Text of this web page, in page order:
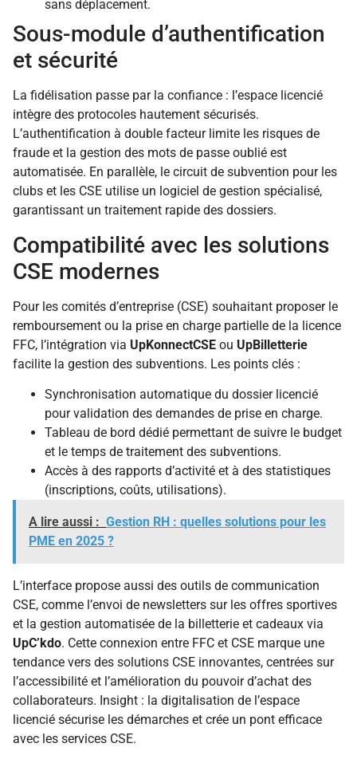
sans déplacement.
Sous-module d’authentification
et sécurité
La fidélisation passe par la confiance : l’espace licencié
intègre des protocoles hautement sécurisés.
L’authentification à double facteur limite les risques de
fraude et la gestion des mots de passe oublié est
automatisée. En parallèle, le circuit de subvention pour les
clubs et les CSE utilise un logiciel de gestion spécialisé,
garantissant un traitement rapide des dossiers.
Compatibilité avec les solutions
CSE modernes
Pour les comités d’entreprise (CSE) souhaitant proposer le
remboursement ou la prise en charge partielle de la licence
FFC, l’intégration via UpKonnectCSE ou UpBilletterie
facilite la gestion des subventions. Les points clés :
Synchronisation automatique du dossier licencié
pour validation des demandes de prise en charge.
Tableau de bord dédié permettant de suivre le budget
et le temps de traitement des subventions.
Accès à des rapports d’activité et à des statistiques
(inscriptions, coûts, utilisations).
A lire aussi : Gestion RH : quelles solutions pour les
PME en 2025 ?
L’interface propose aussi des outils de communication
CSE, comme l’envoi de newsletters sur les offres sportives
et la gestion automatisée de la billetterie et cadeaux via
UpC’kdo. Cette connexion entre FFC et CSE marque une
tendance vers des solutions CSE innovantes, centrées sur
l’accessibilité et l’amélioration du pouvoir d’achat des
collaborateurs. Insight : la digitalisation de l’espace
licencié sécurise les démarches et crée un pont efficace
avec les services CSE.